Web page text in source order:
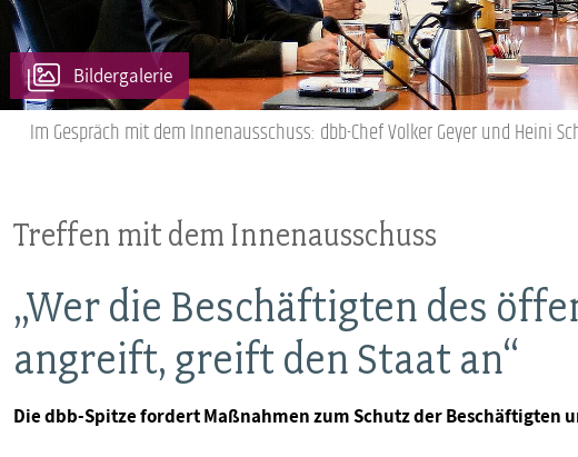
VERANSTALTUNGEN UND SEMINARE
MITGLIEDSCHAFT & SERVICE
Bildergalerie
Im Gespräch mit dem Innenausschuss: dbb-Chef Volker Geyer und Heini
Treffen mit dem Innenausschuss
„Wer die Beschäftigten des
angreift, greift den Staat an“
Die dbb-Spitze fordert Maßnahmen zum Schutz der Beschäftigten